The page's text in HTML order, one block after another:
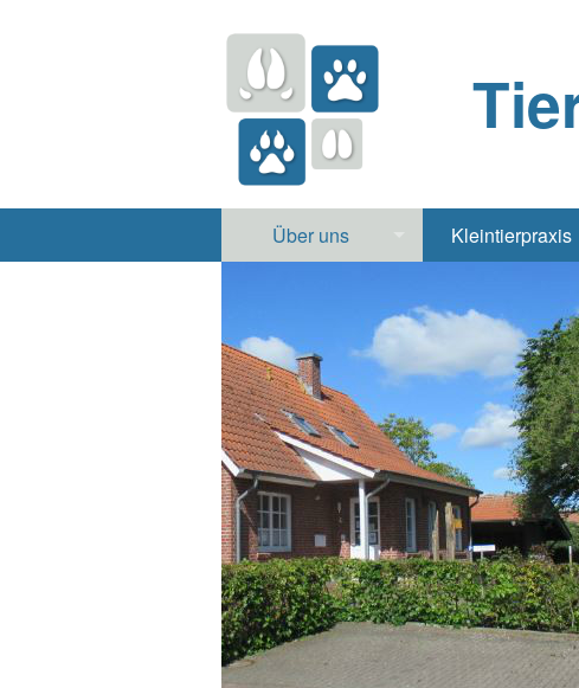
Über uns
Apotheke
Labor
Notdienst
Jobs & Praktikum
Kleintierpraxis
Heimtiere
Röntgen